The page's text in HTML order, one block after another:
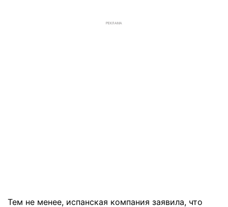
РЕКЛАМА
Тем не менее, испанская компания заявила, что